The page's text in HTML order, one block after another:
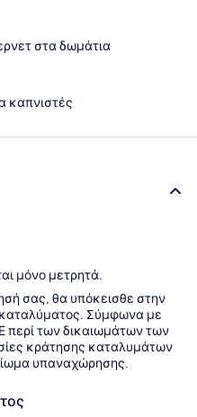
στα δωμάτια
καπνιστές
μόνο μετρητά.
σας, θα υπόκεισθε στην
Σύμφωνα με
περί των δικαιωμάτων των
κράτησης καταλυμάτων
υπαναχώρησης.